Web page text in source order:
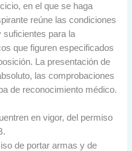
en el que se haga
reúne las condiciones
para la
que figuren especificados
La presentación de
las comprobaciones
de reconocimiento médico.
en vigor, del permiso
de portar armas y de